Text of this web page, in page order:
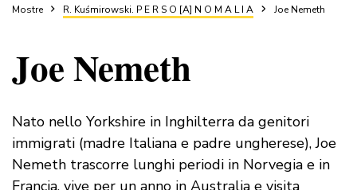
Briciole
di
pane
Mostre R. Kuśmirowski. P E R S O [A] N O M A L I A Joe Nemeth
Joe Nemeth
Nato nello Yorkshire in Inghilterra da genitori
immigrati (madre Italiana e padre ungherese), Joe
Nemeth trascorre lunghi periodi in Norvegia e in
Francia, vive per un anno in Australia e visita